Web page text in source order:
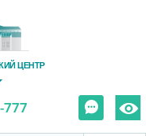
ЦЕНТР
777